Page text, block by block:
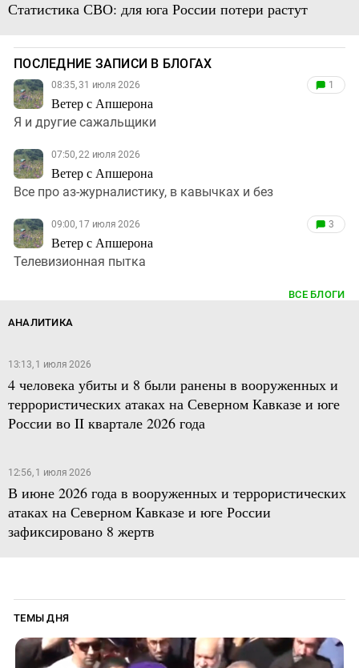
Статистика СВО: для юга России потери растут
ПОСЛЕДНИЕ ЗАПИСИ В БЛОГАХ
08:35, 31 июля 2026
Ветер с Апшерона
1
Я и другие сажальщики
07:50, 22 июля 2026
Ветер с Апшерона
Все про аз-журналистику, в кавычках и без
09:00, 17 июля 2026
Ветер с Апшерона
3
Телевизионная пытка
ВСЕ БЛОГИ
АНАЛИТИКА
13:13, 1 июля 2026
4 человека убиты и 8 были ранены в вооруженных и
террористических атаках на Северном Кавказе и юге
России во II квартале 2026 года
12:56, 1 июля 2026
В июне 2026 года в вооруженных и террористических
атаках на Северном Кавказе и юге России
зафиксировано 8 жертв
ТЕМЫ ДНЯ